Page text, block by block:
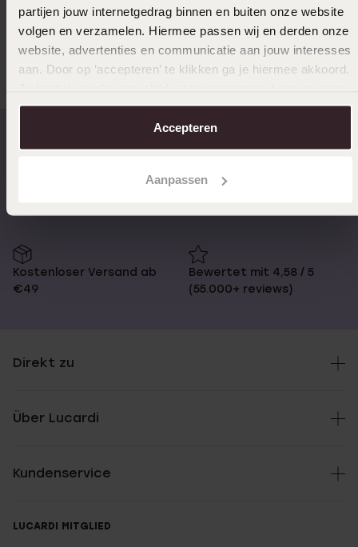
partijen jouw internetgedrag binnen en buiten onze website
volgen en verzamelen. Hiermee passen wij en derden onze
website, advertenties en communicatie aan jouw interesses
aan. Door op ‘accepteren’ te klikken ga je hiermee akkoord.
over in onscookiebeleid.
Accepteren
Aanpassen
Andere kauften auch
zurücksenden
Kostenloser Versand ab
€49
Bewertet mit 4,58 / 5
(55.000+ reviews)
Direkt zu
Über Lucardi
Kundenservice
LUCARDI MITGLIED